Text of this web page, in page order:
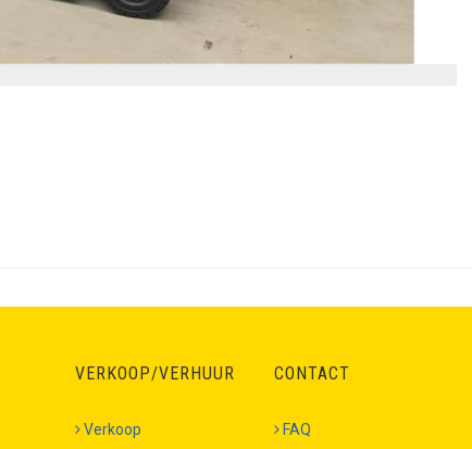
VERKOOP/VERHUUR
Verkoop
CONTACT
FAQ